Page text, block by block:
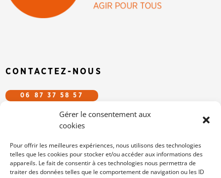
Gérer le consentement aux
cookies
Pour offrir les meilleures expériences, nous utilisons des technologies
telles que les cookies pour stocker et/ou accéder aux informations des
appareils. Le fait de consentir à ces technologies nous permettra de
traiter des données telles que le comportement de navigation ou les ID
CONTACTEZ-NOUS
06 87 37 58 57
SUIVEZ-NOUS SUR LES RÉSEAUX
/cfdtefs